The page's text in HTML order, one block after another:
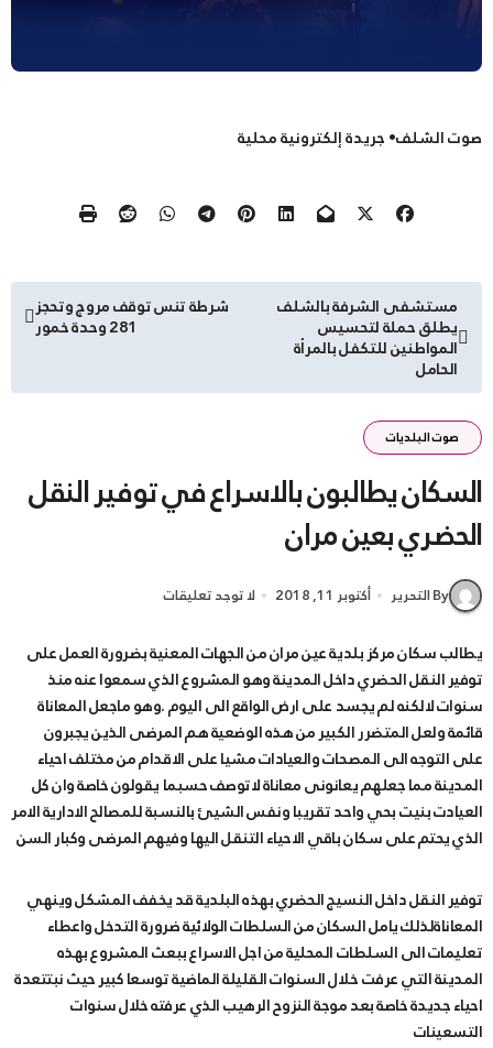
صوت الشلف• جريدة إلكترونية محلية
تصفّح
المقالات
مستشفى الشرفة بالشلف
يطلق حملة لتحسيس
المواطنين للتكفل بالمرأة
الحامل
شرطة تنس توقف مروج وتحجز
281 وحدة خمور
صوت البلديات
السكان يطالبون بالاسراع في توفير النقل
الحضري بعين مران
By التحرير أكتوبر 11, 2018 لا توجد تعليقات
يطالب سكان مركز بلدية عين مران من الجهات المعنية بضرورة العمل على
توفير النقل الحضري داخل المدينة وهو المشروع الذي سمعوا عنه منذ
سنوات لالكنه لم يجسد على ارض الواقع الى اليوم .وهو ماجعل المعاناة
قائمة ولعل المتضرر الكبير من هذه الوضعية هم المرضى الذين يجبرون
على التوجه الى المصحات والعيادات مشيا على الاقدام من مختلف احياء
المدينة مما جعلهم يعانونى معاناة لاتوصف حسبما يقولون خاصة وان كل
العيادت بنيت بحي واحد تقريبا ونفس الشيئ بالنسبة للمصالح الادارية الامر
الذي يحتم على سكان باقي الاحياء التنقل اليها وفيهم المرضى وكبار السن
توفير النقل داخل النسيج الحضري بهذه البلدية قد يخفف المشكل وينهي
المعاناةلذلك يامل السكان من السلطات الولائية ضرورة التدخل واعطاء
تعليمات الى السلطات المحلية من اجل الاسراع ببعث المشروع بهذه
المدينة التي عرفت خلال السنوات القليلة الماضية توسعا كبير حيث نبتتعدة
احياء جديدة خاصة بعد موجة النزوح الرهيب الذي عرفته خلال سنوات
التسعينات